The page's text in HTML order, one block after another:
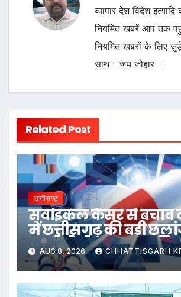
व्यापार देश विदेश
नियमित खबरें आप तक
नियमित खबरों के लिए
साथ। जय जोहार ।
Related Post
छत्तीसगढ़
सर्वाइकल कैंसर से बचाव
में छत्तीसगढ़ की बड़ी
एचपीवी टीकाकरण
मिल रहा व्यापक
AUG 8, 2026 CHHATTISGARH